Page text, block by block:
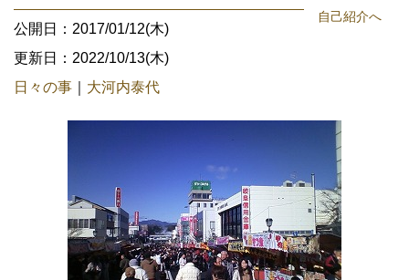
自己紹介へ
公開日：2017/01/12(木)
更新日：2022/10/13(木)
日々の事
大河内泰代